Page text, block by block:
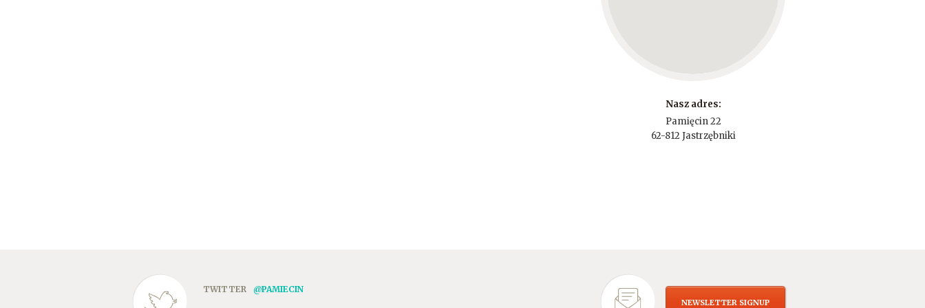
Nasz adres:
Pamięcin 22
62-812 Jastrzębniki
TWITTER @PAMIECIN
NEWSLETTER SIGNUP